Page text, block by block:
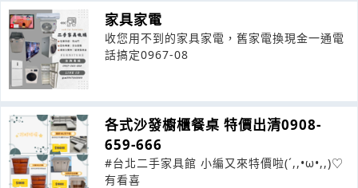
家具家電
收您用不到的家具家電，舊家電換現金一通電
話搞定0967-08
各式沙發櫥櫃餐桌 特價出清0908-
659-666
#台北二手家具館 小編又來特價啦(´,,•ω•,,)♡
有看喜